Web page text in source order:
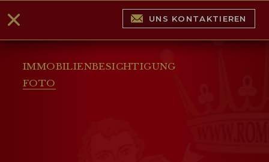
IMMOBILIENBESICHTIGUNG
FOTO
UNS KONTAKTIEREN